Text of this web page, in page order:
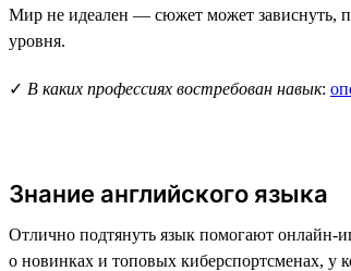
Мир не идеален — сюжет может зависнуть,
уровня.
✓ В каких профессиях востребован навык:
Знание английского языка
Отлично подтянуть язык помогают онлайн-
о новинках и топовых киберспортсменах, у